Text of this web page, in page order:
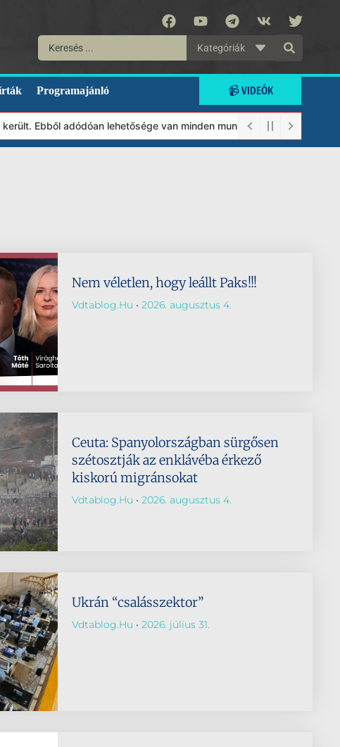
Kategóriák
Programajánló 📹 VIDEÓK
adódóan lehetősége van minden munkánkat segíteni
Nem véletlen, hogy leállt Paks!!!
Vdtablog.hu 2026. augusztus 4.
Ceuta: Spanyolországban sürgősen
szétosztják az enklávéba érkező
kiskorú migránsokat
Vdtablog.hu 2026. augusztus 4.
Ukrán “csalásszektor”
Vdtablog.hu 2026. július 31.